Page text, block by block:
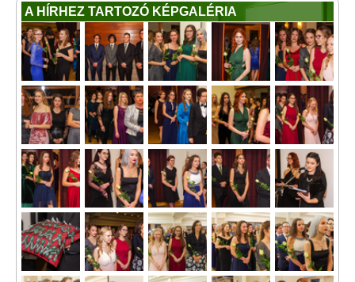
A HÍRHEZ TARTOZÓ KÉPGALÉRIA